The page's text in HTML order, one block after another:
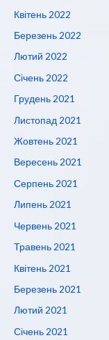
Квітень 2022
Березень 2022
Лютий 2022
Січень 2022
Грудень 2021
Листопад 2021
Жовтень 2021
Вересень 2021
Серпень 2021
Липень 2021
Червень 2021
Травень 2021
Квітень 2021
Березень 2021
Лютий 2021
Січень 2021